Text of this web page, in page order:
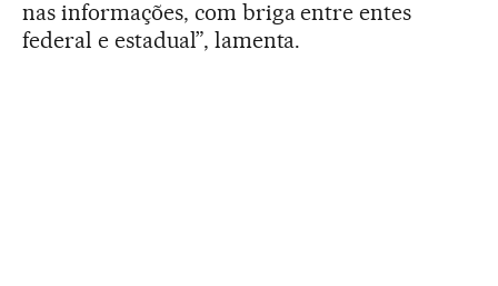
nas informações, com briga entre entes
federal e estadual”, lamenta.